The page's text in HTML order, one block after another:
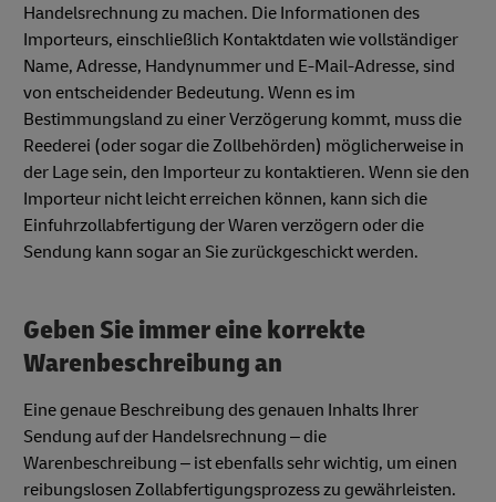
Handelsrechnung zu machen. Die Informationen des
Importeurs, einschließlich Kontaktdaten wie vollständiger
Name, Adresse, Handynummer und E-Mail-Adresse, sind
von entscheidender Bedeutung. Wenn es im
Bestimmungsland zu einer Verzögerung kommt, muss die
Reederei (oder sogar die Zollbehörden) möglicherweise in
der Lage sein, den Importeur zu kontaktieren. Wenn sie den
Importeur nicht leicht erreichen können, kann sich die
Einfuhrzollabfertigung der Waren verzögern oder die
Sendung kann sogar an Sie zurückgeschickt werden.
Geben Sie immer eine korrekte
Warenbeschreibung an
Eine genaue Beschreibung des genauen Inhalts Ihrer
Sendung auf der Handelsrechnung – die
Warenbeschreibung – ist ebenfalls sehr wichtig, um einen
reibungslosen Zollabfertigungsprozess zu gewährleisten.